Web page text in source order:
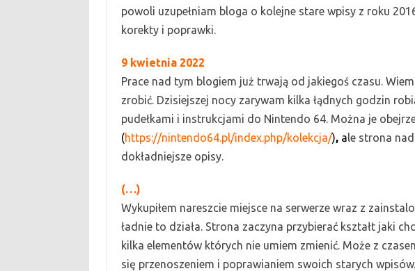
powoli uzupełniam bloga o kolejne stare wpisy z roku
korekty i poprawki.
9 kwietnia 2022
Prace nad tym blogiem już trwają od jakiegoś czasu.
zrobić. Dzisiejszej nocy zarywam kilka łądnych godzin
pudełkami i instrukcjami do Nintendo 64. Można je
(https://nintendo64.pl/index.php/kolekcja/),ale strona
dokładniejsze opisy.
(…)
Wykupiłem nareszcie miejsce na serwerze wraz z
ładnie to działa. Strona zaczyna przybierać kształt jaki
kilka elementów których nie umiem zmienić. Może z
się przenoszeniem i poprawianiem swoich starych